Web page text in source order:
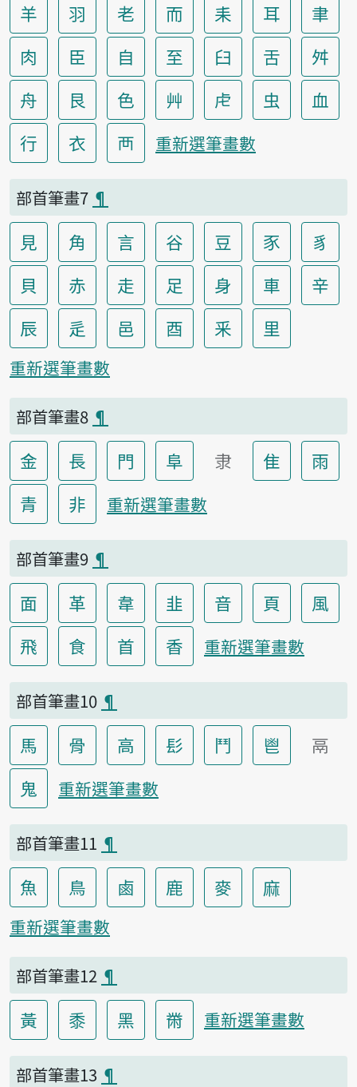
羊
羽 老 而 耒 耳
聿
肉
臣 自 至 臼 舌
舛
舟
艮 色 艸 虍 虫
血
行
衣 襾 重新選筆畫數
部首筆畫7 ¶
見 角 言 谷 豆 豕
豸
貝
赤 走 足 身 車
辛
辰
辵 邑 酉 釆 里
重新選筆畫數
部首筆畫8 ¶
金 長 門 阜 隶 隹
雨
青
非 重新選筆畫數
部首筆畫9 ¶
面 革 韋 韭 音 頁
風
飛
食 首 香 重新選筆畫數
部首筆畫10 ¶
馬 骨 高 髟 鬥 鬯
鬲
鬼
重新選筆畫數
部首筆畫11 ¶
魚 鳥 鹵 鹿 麥 麻
重新選筆畫數
部首筆畫12 ¶
黃 黍 黑 黹 重新選筆畫數
部首筆畫13 ¶